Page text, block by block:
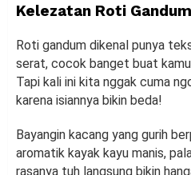
Kelezatan Roti
Roti gandum dikenal punya
serat, cocok banget buat
Tapi kali ini kita nggak cuma
karena isiannya bikin beda!
Bayangin kacang yang gurih
aromatik kayak kayu manis,
rasanya tuh langsung bikin